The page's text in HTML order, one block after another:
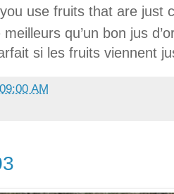
use fruits that are just
meilleurs qu’un bon jus
si les fruits viennent
AM